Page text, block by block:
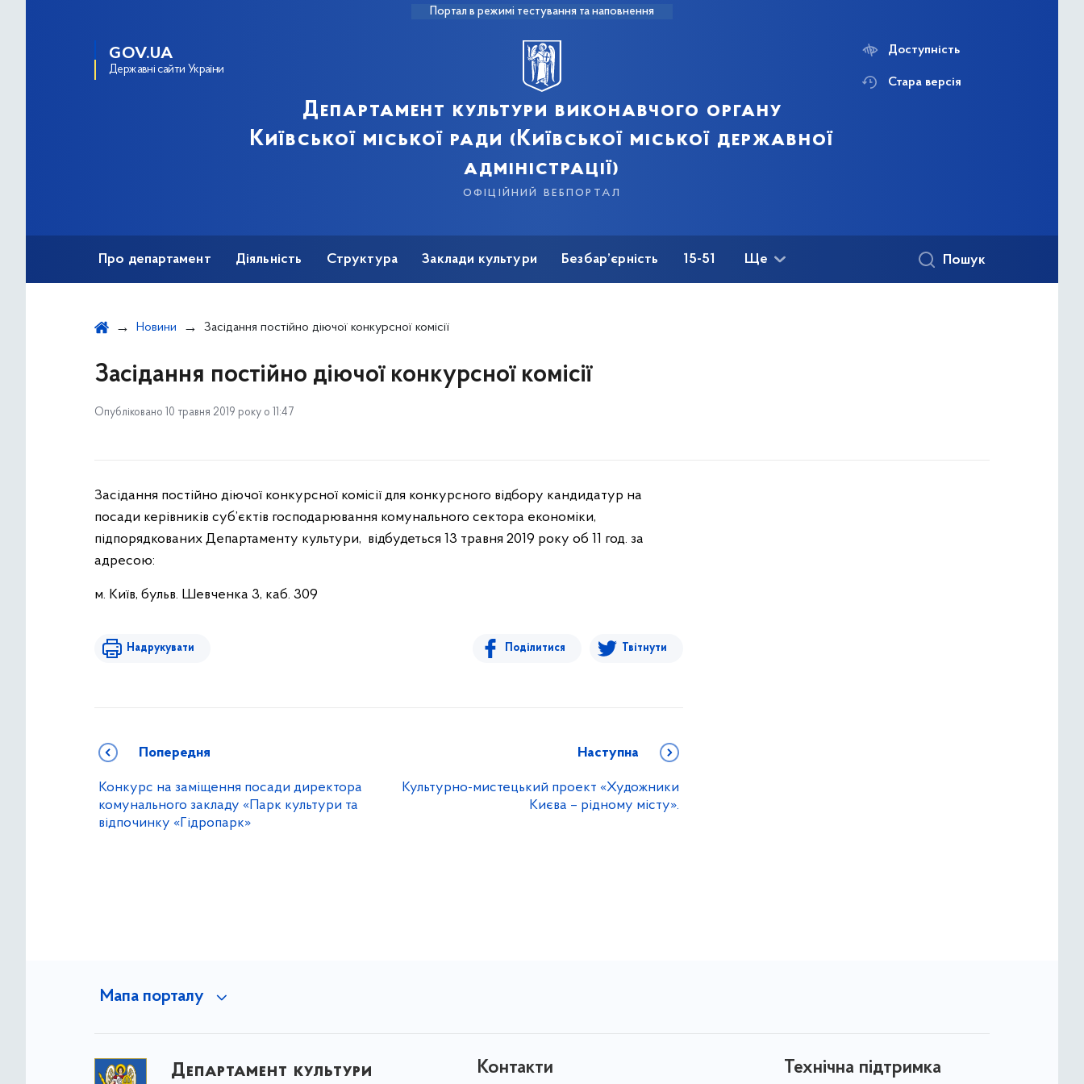
Портал в режимі тестування та наповнення
GOV.UA
Державні сайти України
Департамент культури виконавчого органу
Київської міської ради (Київської міської державної
адміністрації)
офіційний вебпортал
Доступність
Стара версія
Про департамент Діяльність Структура Заклади культури Безбар’єрність 15-51 Ще Пошук
Новини Засідання постійно діючої конкурсної комісії
Засідання постійно діючої конкурсної комісії
Опубліковано 10 травня 2019 року о 11:47
Засідання постійно діючої конкурсної комісії для конкурсного відбору кандидатур на
посади керівників суб’єктів господарювання комунального сектора економіки,
підпорядкованих Департаменту культури, відбудеться 13 травня 2019 року об 11 год. за
адресою:
м. Київ, бульв. Шевченка 3, каб. 309
Надрукувати Поділитися Твітнути
Попередня
Конкурс на заміщення посади директора
комунального закладу «Парк культури та
відпочинку «Гідропарк»
Наступна
Культурно-мистецький проект «Художники
Києва – рідному місту».
Мапа порталу
Департамент культури Контакти Технічна підтримка